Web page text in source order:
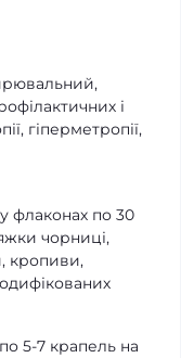
і
гіперметропії,
флаконах по 30
чорниці,
кропиви,
по 5-7 крапель на